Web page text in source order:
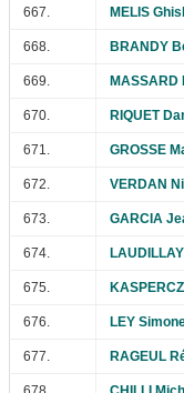
667. MELIS
668. BRANDY
669. MASSARD
670. RIQUET
671. GROSSE
672. VERDAN
673. GARCIA
674.
675.
676. LEY
677. RAGEUL